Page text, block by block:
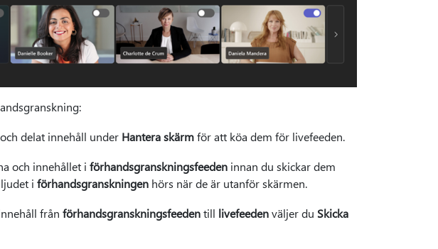
delat innehåll under Hantera skärmför att köa dem för livefeeden.
och innehållet i förhandsgranskningsfeeden innan du skickar dem
i förhandsgranskningen hörs när de är utanför skärmen.
från förhandsgranskningsfeedentill livefeedenväljer du Skicka